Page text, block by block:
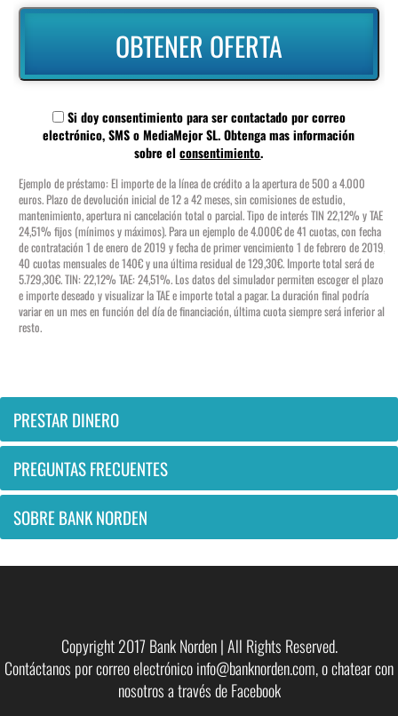
OBTENER OFERTA
Si doy consentimiento para ser contactado por correo
electrónico, SMS o MediaMejor SL. Obtenga mas información
sobre elconsentimiento.
Ejemplo de préstamo: El importe de la línea de crédito a la apertura de 500 a 4.000
euros. Plazo de devolución inicial de 12 a 42 meses, sin comisiones de estudio,
mantenimiento, apertura ni cancelación total o parcial. Tipo de interés TIN 22,12% y TAE
24,51% fijos (mínimos y máximos). Para un ejemplo de 4.000€ de 41 cuotas, con fecha
de contratación 1 de enero de 2019 y fecha de primer vencimiento 1 de febrero de 2019,
40 cuotas mensuales de 140€ y una última residual de 129,30€. Importe total será de
5.729,30€. TIN: 22,12% TAE: 24,51%. Los datos del simulador permiten escoger el plazo
e importe deseado y visualizar la TAE e importe total a pagar. La duración final podría
variar en un mes en función del día de financiación, última cuota siempre será inferior al
resto.
PRESTAR DINERO
PREGUNTAS FRECUENTES
SOBRE BANK NORDEN
Copyright 2017 Bank Norden | All Rights Reserved.
Contáctanos por correo electrónicoinfo@banknorden.com, o chatear con
nosotros a través deFacebook